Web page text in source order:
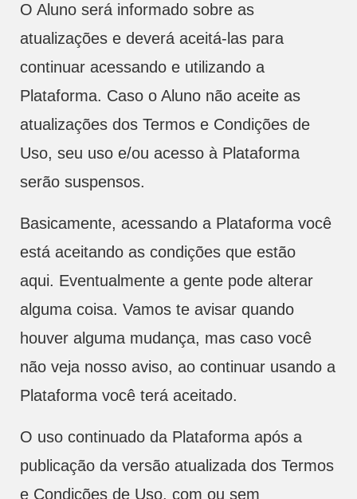
O Aluno será informado sobre as
atualizações e deverá aceitá-las para
continuar acessando e utilizando a
Plataforma. Caso o Aluno não aceite as
atualizações dos Termos e Condições de
Uso, seu uso e/ou acesso à Plataforma
serão suspensos.
Basicamente, acessando a Plataforma você
está aceitando as condições que estão
aqui. Eventualmente a gente pode alterar
alguma coisa. Vamos te avisar quando
houver alguma mudança, mas caso você
não veja nosso aviso, ao continuar usando a
Plataforma você terá aceitado.
O uso continuado da Plataforma após a
publicação da versão atualizada dos Termos
e Condições de Uso, com ou sem